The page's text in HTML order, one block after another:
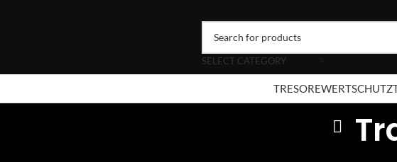
SELECT CATEGORY
TRESORE